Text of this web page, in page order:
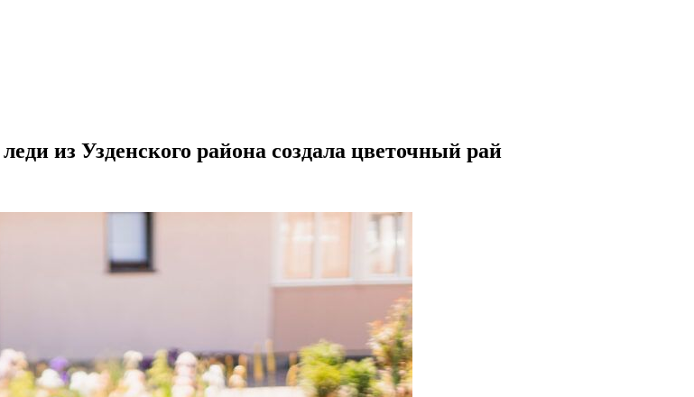
из Узденского района создала цветочный рай